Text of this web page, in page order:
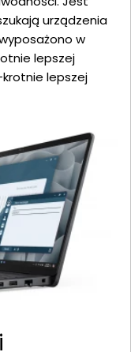
urządzenia
w
lepszej
lepszej